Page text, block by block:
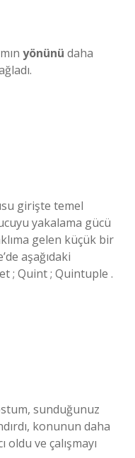
yönünü daha
girişte temel
yakalama gücü
gelen küçük bir
aşağıdaki
; Quint ; Quintuple .
sunduğunuz
konunun daha
oldu ve çalışmayı